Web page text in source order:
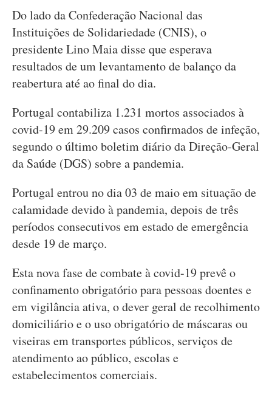
Do lado da Confederação Nacional das
Instituições de Solidariedade (CNIS), o
presidente Lino Maia disse que esperava
resultados de um levantamento de balanço da
reabertura até ao final do dia.
Portugal contabiliza 1.231 mortos associados à
covid-19 em 29.209 casos confirmados de infeção,
segundo o último boletim diário da Direção-Geral
da Saúde (DGS) sobre a pandemia.
Portugal entrou no dia 03 de maio em situação de
calamidade devido à pandemia, depois de três
períodos consecutivos em estado de emergência
desde 19 de março.
Esta nova fase de combate à covid-19 prevê o
confinamento obrigatório para pessoas doentes e
em vigilância ativa, o dever geral de recolhimento
domiciliário e o uso obrigatório de máscaras ou
viseiras em transportes públicos, serviços de
atendimento ao público, escolas e
estabelecimentos comerciais.